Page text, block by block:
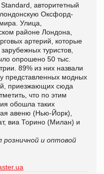
авторитетный
Оксфорд-
Улица,
районе Лондона,
артерий, которые
туристов,
опрошено 50 тыс.
89% из них назвали
представленных модных
приезжающих сюда
что по этим
обошла таких
авеню (Нью-Йорк),
виа Торино (Милан) и
розничной и оптовой